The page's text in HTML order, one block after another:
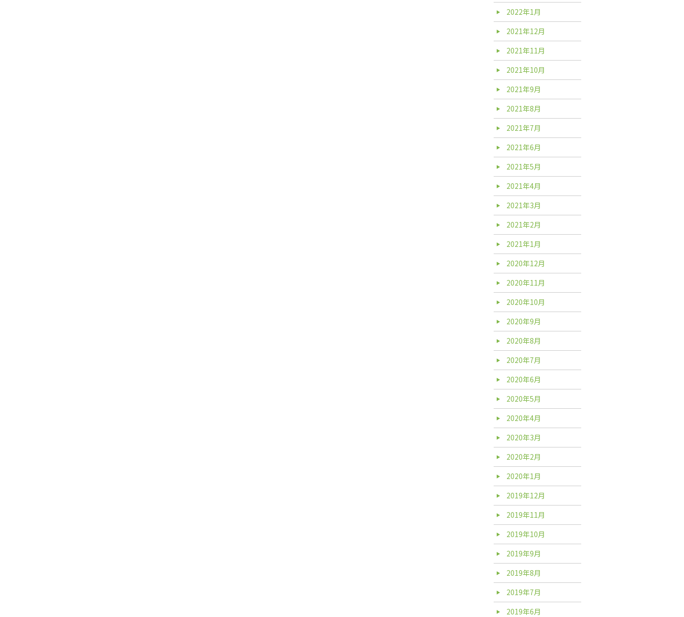
2022年1月
2021年12月
2021年11月
2021年10月
2021年9月
2021年8月
2021年7月
2021年6月
2021年5月
2021年4月
2021年3月
2021年2月
2021年1月
2020年12月
2020年11月
2020年10月
2020年9月
2020年8月
2020年7月
2020年6月
2020年5月
2020年4月
2020年3月
2020年2月
2020年1月
2019年12月
2019年11月
2019年10月
2019年9月
2019年8月
2019年7月
2019年6月